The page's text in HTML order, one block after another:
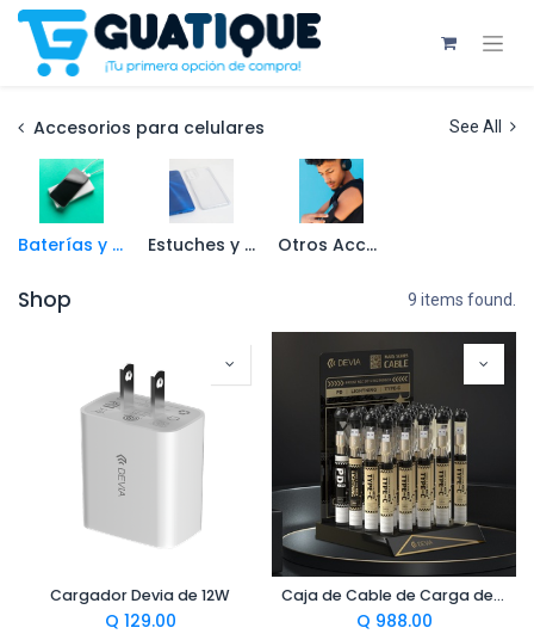
Accesorios para celulares See All
Baterías y Cargadores Estuches y Protectores Otros Accesorios
Shop 9 items found.
Cargador Devia de 12W
Q 129.00
Caja de Cable de Carga de 1 m
Q 988.00